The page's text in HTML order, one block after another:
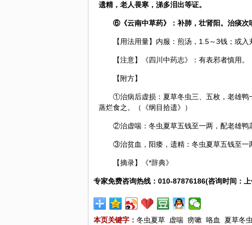
遗精，老人畏寒，涕多泪出等证。
⑥《云南中草药》：补肺，壮肾阳。治痰次
【用法用量】内服：煎汤，1.5～3钱；或入
【注意】《四川中药志》：有表邪者慎用。
【附方】
①治病后虚损：夏草冬虫三、五枚，老雄鸭
蒸烂食之。（《纲目拾遗》）
②治虚喘：冬虫夏草五钱至一两，配老雄鸭
③治贫血，阳痿，遗精：冬虫夏草五钱至一
【摘录】《*辞典》
专家免费咨询热线：010-87876186(咨询时间：
本页关键字： 冬虫夏草 虚喘 痨嗽 咯血 夏草冬虫